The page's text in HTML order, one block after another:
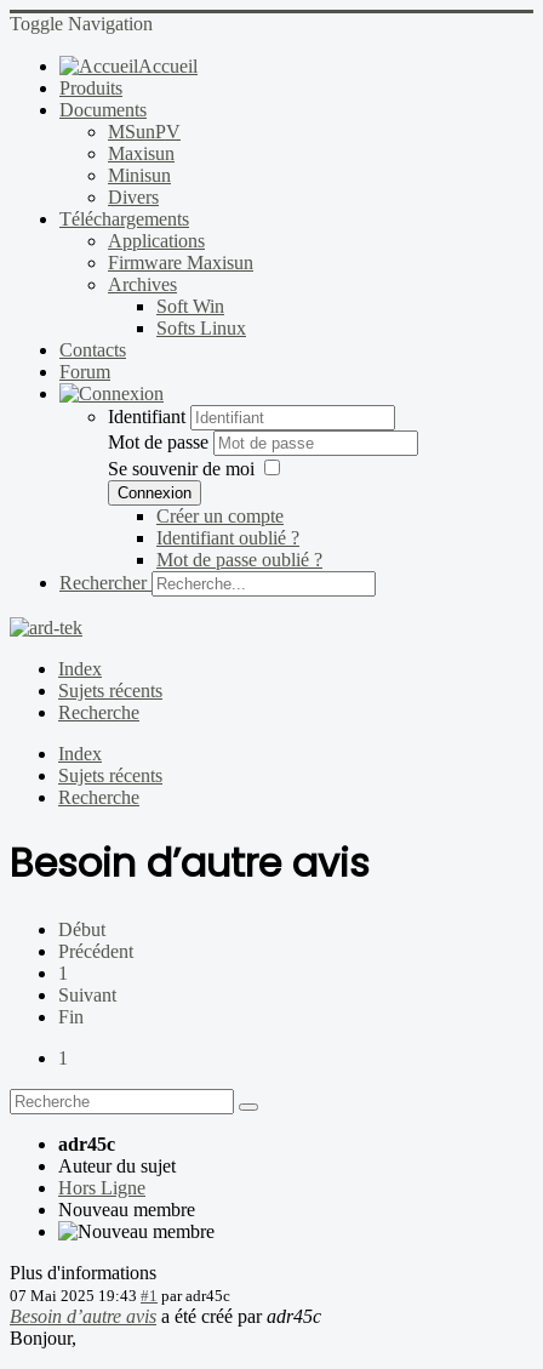
Toggle Navigation
Accueil
Produits
Documents
MSunPV
Maxisun
Minisun
Divers
Téléchargements
Applications
Firmware Maxisun
Archives
Soft Win
Softs Linux
Contacts
Forum
Identifiant
Mot de passe
Se souvenir de moi
Connexion
Créer un compte
Identifiant oublié ?
Mot de passe oublié ?
Rechercher
Index
Sujets récents
Recherche
Index
Sujets récents
Recherche
Besoin d’autre avis
Début
Précédent
1
Suivant
Fin
1
adr45c
Auteur du sujet
Hors Ligne
Nouveau membre
Plus d'informations
07 Mai 2025 19:43 #1 paradr45c
Besoin d’autre avis a été créé paradr45c
Bonjour,